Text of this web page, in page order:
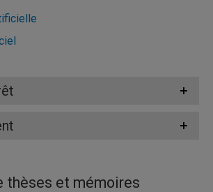
thèses et mémoires